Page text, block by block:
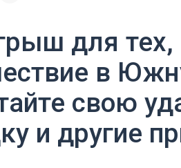
для тех,
в
свою
и другие